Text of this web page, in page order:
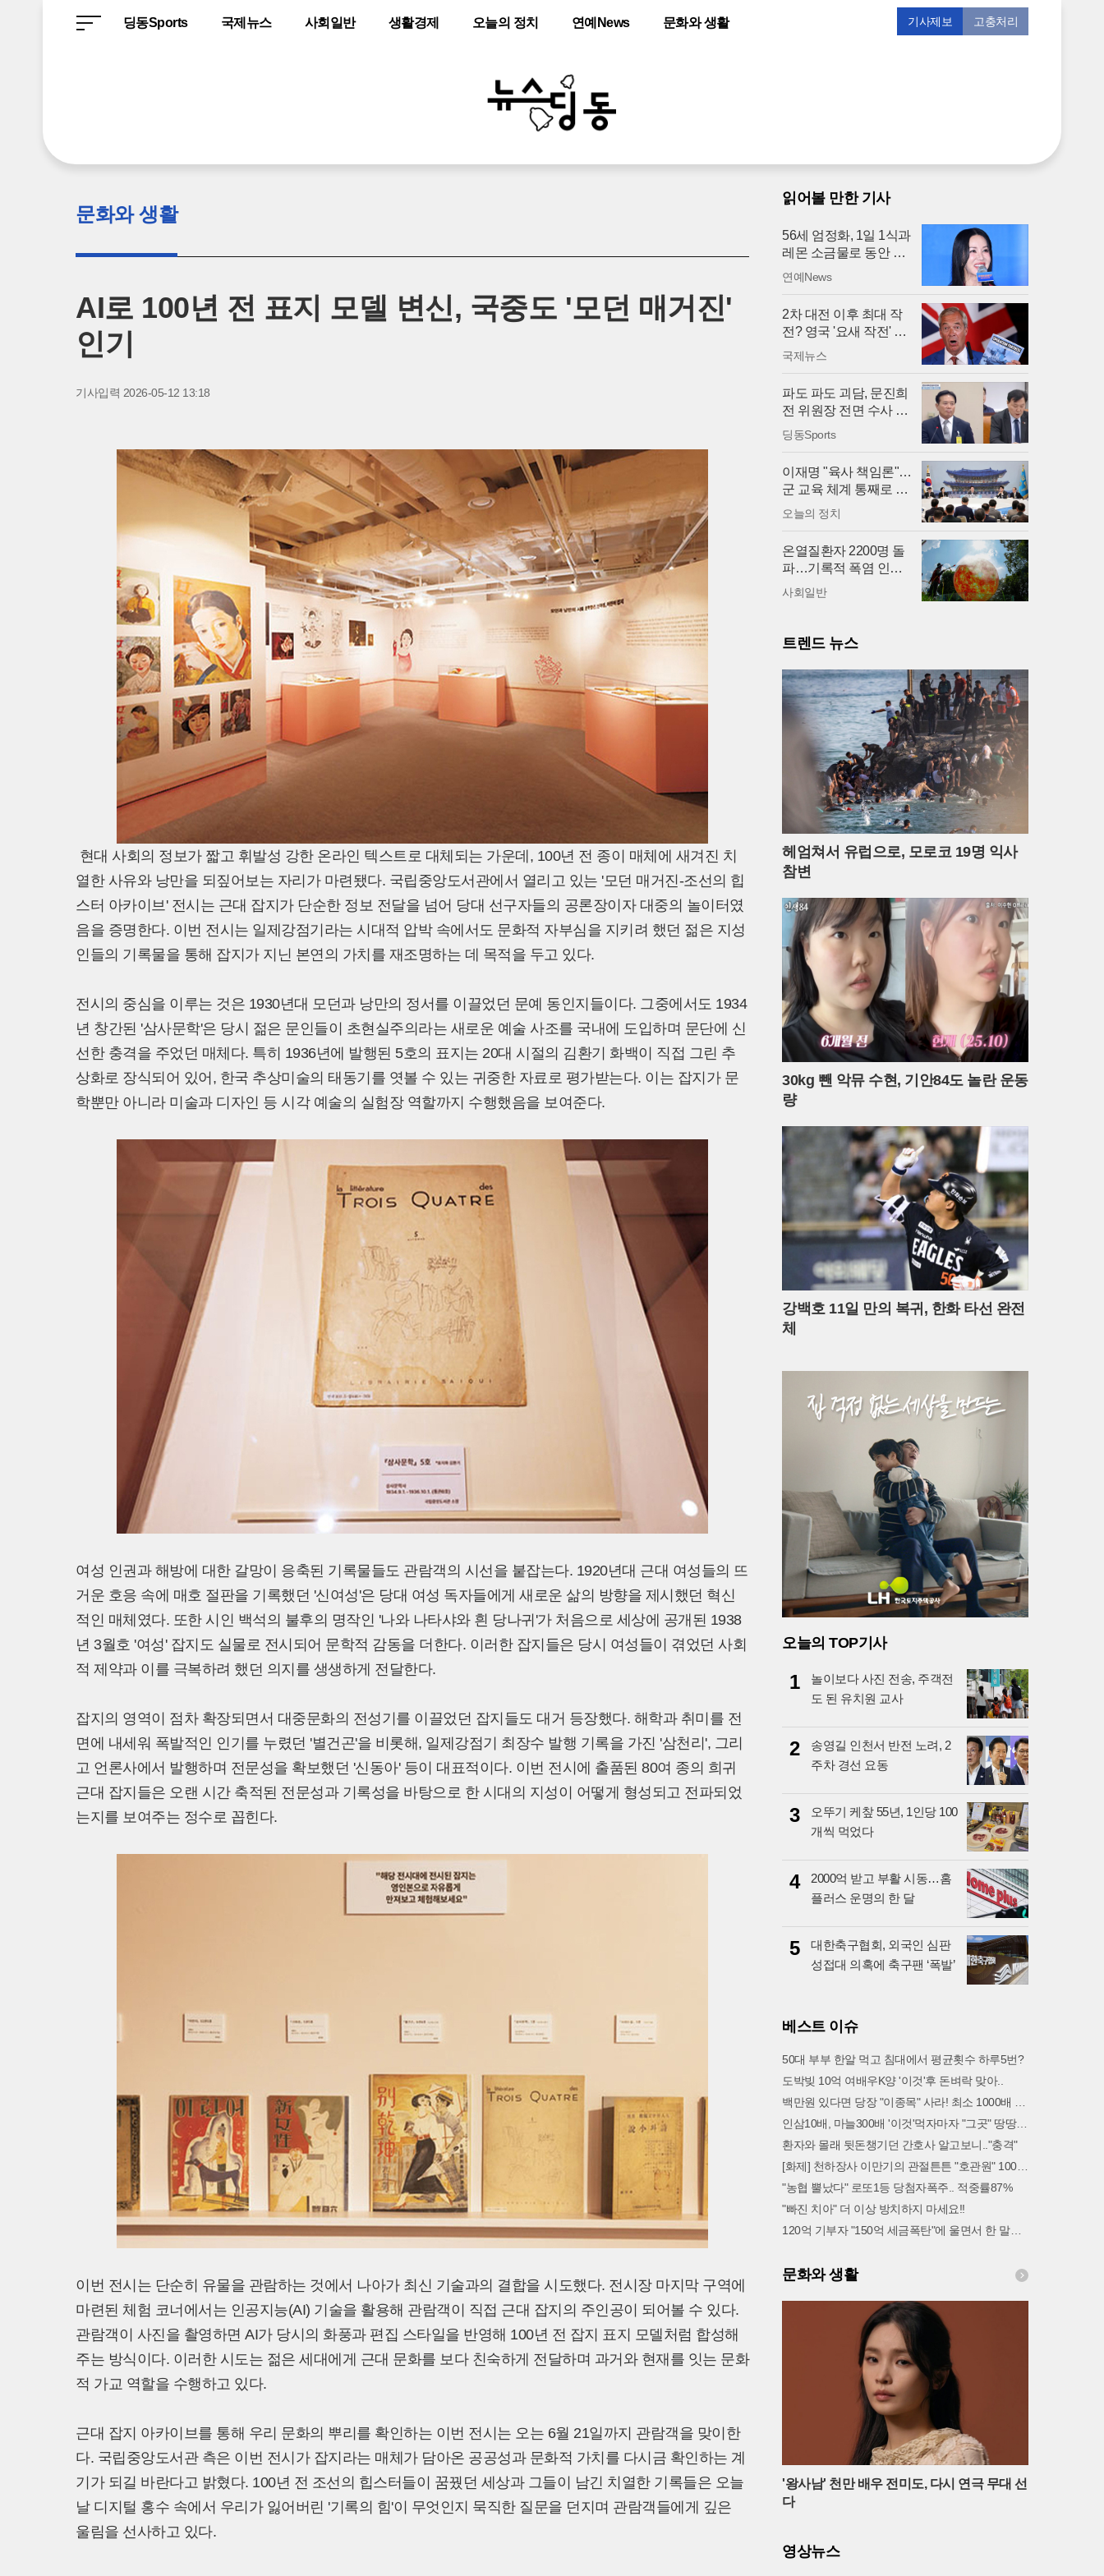
전
체
딩동Sports 국제뉴스 사회일반 생활경제 오늘의 정치 연예News 문화와 생활 기사제보 고충처리
문화와 생활
AI로 100년 전 표지 모델 변신, 국중도 '모던 매거진'
인기
기사입력 2026-05-12 13:18
현대 사회의 정보가 짧고 휘발성 강한 온라인 텍스트로 대체되는 가운데, 100년 전 종이 매체에 새겨진 치
열한 사유와 낭만을 되짚어보는 자리가 마련됐다. 국립중앙도서관에서 열리고 있는 '모던 매거진-조선의 힙
스터 아카이브' 전시는 근대 잡지가 단순한 정보 전달을 넘어 당대 선구자들의 공론장이자 대중의 놀이터였
음을 증명한다. 이번 전시는 일제강점기라는 시대적 압박 속에서도 문화적 자부심을 지키려 했던 젊은 지성
인들의 기록물을 통해 잡지가 지닌 본연의 가치를 재조명하는 데 목적을 두고 있다.
전시의 중심을 이루는 것은 1930년대 모던과 낭만의 정서를 이끌었던 문예 동인지들이다. 그중에서도 1934
년 창간된 '삼사문학'은 당시 젊은 문인들이 초현실주의라는 새로운 예술 사조를 국내에 도입하며 문단에 신
선한 충격을 주었던 매체다. 특히 1936년에 발행된 5호의 표지는 20대 시절의 김환기 화백이 직접 그린 추
상화로 장식되어 있어, 한국 추상미술의 태동기를 엿볼 수 있는 귀중한 자료로 평가받는다. 이는 잡지가 문
학뿐만 아니라 미술과 디자인 등 시각 예술의 실험장 역할까지 수행했음을 보여준다.
여성 인권과 해방에 대한 갈망이 응축된 기록물들도 관람객의 시선을 붙잡는다. 1920년대 근대 여성들의 뜨
거운 호응 속에 매호 절판을 기록했던 '신여성'은 당대 여성 독자들에게 새로운 삶의 방향을 제시했던 혁신
적인 매체였다. 또한 시인 백석의 불후의 명작인 '나와 나타샤와 흰 당나귀'가 처음으로 세상에 공개된 1938
년 3월호 '여성' 잡지도 실물로 전시되어 문학적 감동을 더한다. 이러한 잡지들은 당시 여성들이 겪었던 사회
적 제약과 이를 극복하려 했던 의지를 생생하게 전달한다.
잡지의 영역이 점차 확장되면서 대중문화의 전성기를 이끌었던 잡지들도 대거 등장했다. 해학과 취미를 전
면에 내세워 폭발적인 인기를 누렸던 '별건곤'을 비롯해, 일제강점기 최장수 발행 기록을 가진 '삼천리', 그리
고 언론사에서 발행하며 전문성을 확보했던 '신동아' 등이 대표적이다. 이번 전시에 출품된 80여 종의 희귀
근대 잡지들은 오랜 시간 축적된 전문성과 기록성을 바탕으로 한 시대의 지성이 어떻게 형성되고 전파되었
는지를 보여주는 정수로 꼽힌다.
이번 전시는 단순히 유물을 관람하는 것에서 나아가 최신 기술과의 결합을 시도했다. 전시장 마지막 구역에
마련된 체험 코너에서는 인공지능(AI) 기술을 활용해 관람객이 직접 근대 잡지의 주인공이 되어볼 수 있다.
관람객이 사진을 촬영하면 AI가 당시의 화풍과 편집 스타일을 반영해 100년 전 잡지 표지 모델처럼 합성해
주는 방식이다. 이러한 시도는 젊은 세대에게 근대 문화를 보다 친숙하게 전달하며 과거와 현재를 잇는 문화
적 가교 역할을 수행하고 있다.
근대 잡지 아카이브를 통해 우리 문화의 뿌리를 확인하는 이번 전시는 오는 6월 21일까지 관람객을 맞이한
다. 국립중앙도서관 측은 이번 전시가 잡지라는 매체가 담아온 공공성과 문화적 가치를 다시금 확인하는 계
기가 되길 바란다고 밝혔다. 100년 전 조선의 힙스터들이 꿈꿨던 세상과 그들이 남긴 치열한 기록들은 오늘
날 디지털 홍수 속에서 우리가 잃어버린 '기록의 힘'이 무엇인지 묵직한 질문을 던지며 관람객들에게 깊은
울림을 선사하고 있다.
읽어볼 만한 기사
56세 엄정화, 1일 1식과
레몬 소금물로 동안 완
성
연예News
2차 대전 이후 최대 작
전? 영국 '요새 작전' 논
란
국제뉴스
파도 파도 괴담, 문진희
전 위원장 전면 수사 불
가피
딩동Sports
이재명 "육사 책임론"…
군 교육 체계 통째로 바
꾼다
오늘의 정치
온열질환자 2200명 돌
파…기록적 폭염 인명
피해
사회일반
트렌드 뉴스
헤엄쳐서 유럽으로, 모로코 19명 익사
참변
30kg 뺀 악뮤 수현, 기안84도 놀란 운동
량
강백호 11일 만의 복귀, 한화 타선 완전
체
오늘의 TOP기사
1
놀이보다 사진 전송, 주객전
도 된 유치원 교사
2
송영길 인천서 반전 노려, 2
주차 경선 요동
3
오뚜기 케챂 55년, 1인당 100
개씩 먹었다
4
2000억 받고 부활 시동…홈
플러스 운명의 한 달
5
대한축구협회, 외국인 심판
성접대 의혹에 축구팬 ‘폭발’
베스트 이슈
50대 부부 한알 먹고 침대에서 평균횟수 하루5번?
도박빚 10억 여배우K양 '이것'후 돈벼락 맞아..
인삼10배, 마늘300배 '이것'먹자마자 "그곳" 땅땅해져..헉!
환자와 몰래 뒷돈챙기던 간호사 알고보니.."충격"
[화제] 천하장사 이만기의 관절튼튼 "호관원" 100%당첨 혜택 난리나!!
"농협 뿔났다" 로또1등 당첨자폭주.. 적중률87%
"빠진 치아" 더 이상 방치하지 마세요!!
120억 기부자 "150억 세금폭탄"에 울면서 한 말이..!
문화와 생활
'왕사남' 천만 배우 전미도, 다시 연극 무대 선
다
영상뉴스